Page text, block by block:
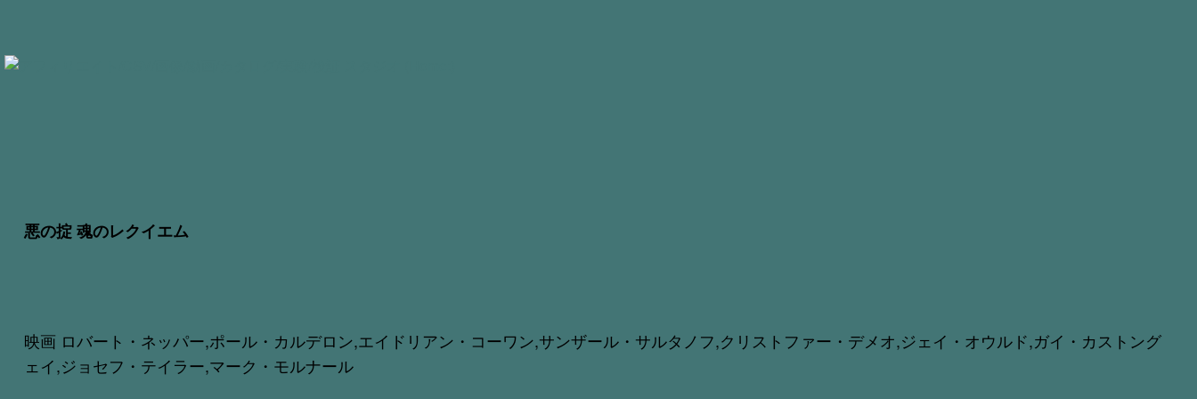
悪の掟 魂のレクイエム
映画 ロバート・ネッパー,ポール・カルデロン,エイドリアン・コーワン,サンザール・サルタノフ,クリストファー・デメオ,ジェイ・オウルド,ガイ・カストング
ェイ,ジョセフ・テイラー,マーク・モルナール